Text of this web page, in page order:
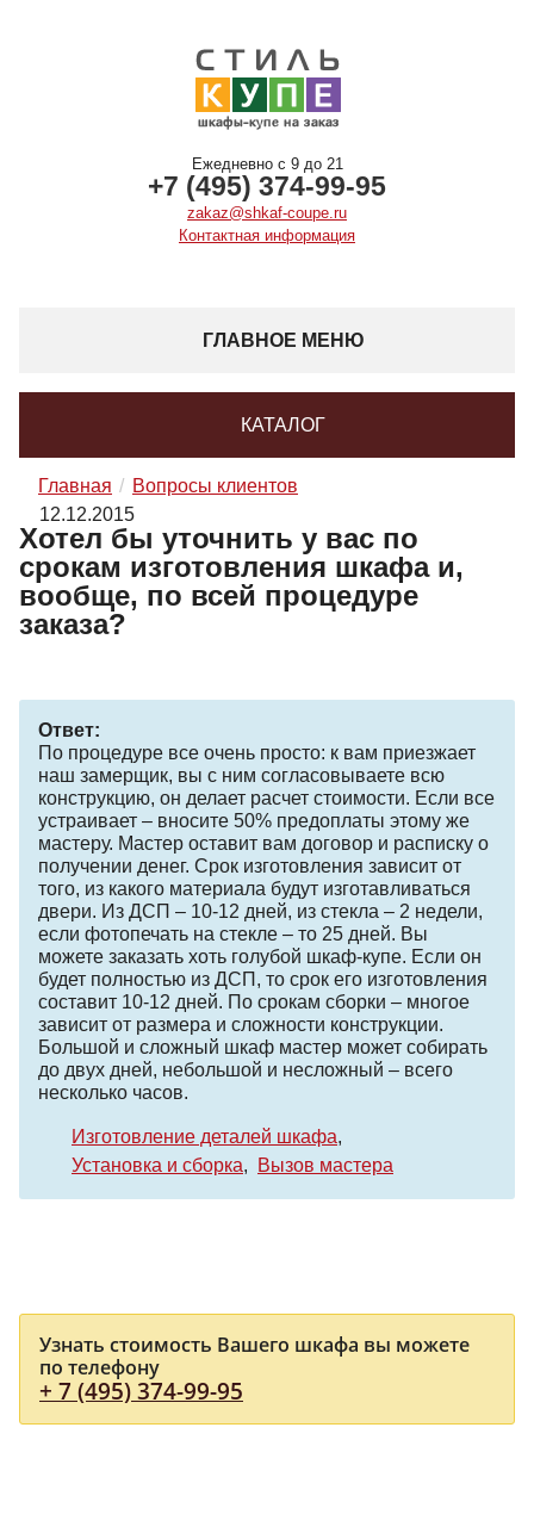
Ежедневно с 9 до 21
+7 (495) 374-99-95
zakaz@shkaf-coupe.ru
Контактная информация
ГЛАВНОЕ МЕНЮ
КАТАЛОГ
Главная
Вопросы клиентов
12.12.2015
Хотел бы уточнить у вас по
срокам изготовления шкафа и,
вообще, по всей процедуре
заказа?
Ответ:
По процедуре все очень просто: к вам приезжает
наш замерщик, вы с ним согласовываете всю
конструкцию, он делает расчет стоимости. Если все
устраивает – вносите 50% предоплаты этому же
мастеру. Мастер оставит вам договор и расписку о
получении денег. Срок изготовления зависит от
того, из какого материала будут изготавливаться
двери. Из ДСП – 10-12 дней, из стекла – 2 недели,
если фотопечать на стекле – то 25 дней. Вы
можете заказать хоть голубой шкаф-купе. Если он
будет полностью из ДСП, то срок его изготовления
составит 10-12 дней. По срокам сборки – многое
зависит от размера и сложности конструкции.
Большой и сложный шкаф мастер может собирать
до двух дней, небольшой и несложный – всего
несколько часов.
Изготовление деталей шкафа
Установка и сборка
Вызов мастера
Узнать стоимость Вашего шкафа вы можете
по телефону
+ 7 (495) 374-99-95